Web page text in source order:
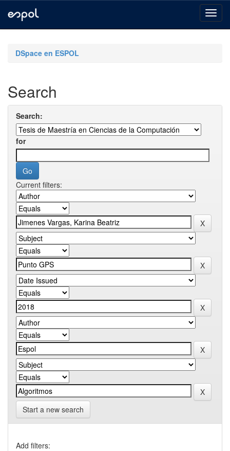
navigationDSpace en ESPOL
Search
Search:
for
Current filters:
Start a new search
Add filters: